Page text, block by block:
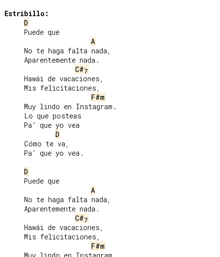
Estribillo:
D
A
C#7
F#m
D
D
A
C#7
F#m